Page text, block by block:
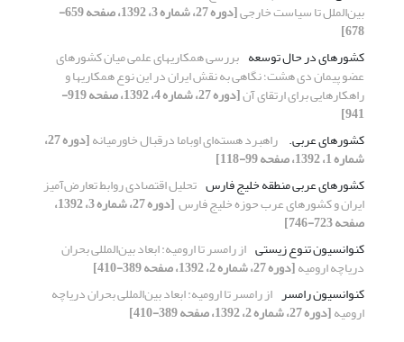
بین‌الملل تا ‏سیاست خارجی [دوره 27، شماره 3، 1392، صفحه 659-
678]
کشورهای در حال توسعه بررسی همکاری‏های علمی میان کشورهای
عضو پیمان دی‏ هشت؛ نگاهی به نقش ایران در این نوع همکاری‏ها و
راهکارهایی برای ارتقای آن [دوره 27، شماره 4، 1392، صفحه 919-
941]
کشورهای عربی. ‏ راهبرد هسته‌ای اوباما درقبال خاورمیانه [دوره 27،
شماره 1، 1392، صفحه 99-118]
کشورهای عربی منطقه خلیج فارس تحلیل اقتصادی روابط تعارض‌آمیز
ایران و ‏کشورهای عرب حوزه خلیج فارس ‏ [دوره 27، شماره 3، 1392،
صفحه 723-746]
کنوانسیون تنوع زیستی از رامسر تا ارومیه: ابعاد بین‌المللی بحران
دریاچه ارومیه[دوره 27، شماره 2، 1392، صفحه 389-410]
کنوانسیون رامسر از رامسر تا ارومیه: ابعاد بین‌المللی بحران دریاچه
ارومیه[دوره 27، شماره 2، 1392، صفحه 389-410]